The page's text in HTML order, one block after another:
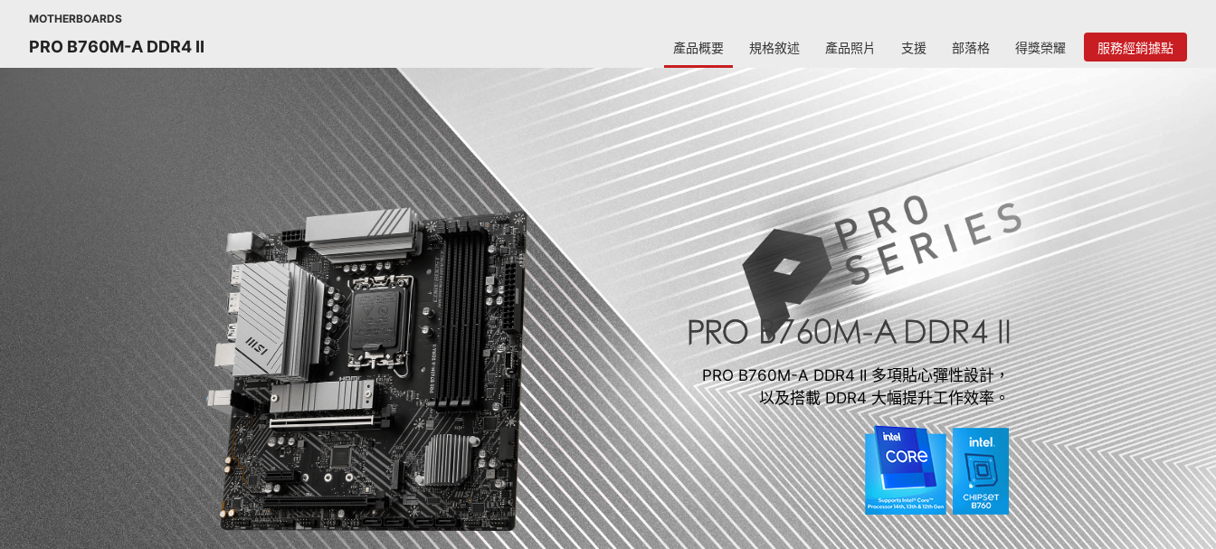
MOTHERBOARDS
PRO B760M-A DDR4 II 產品概要 規格敘述 產品照片 支援 部落格 得獎榮耀 服務經銷據點
PRO B760M-A DDR4 II 多項貼心彈性設計，
以及搭載 DDR4 大幅提升工作效率。